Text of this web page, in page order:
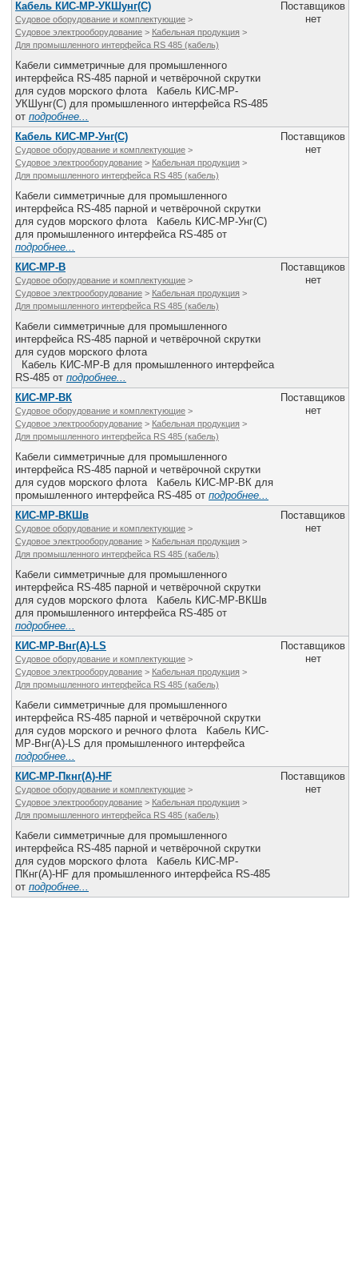
Кабель КИС-МР-УКШунг(С)
Судовое оборудование и комплектующие >
Судовое электрооборудование > Кабельная продукция >
Для промышленного интерфейса RS 485 (кабель)
Кабели симметричные для промышленного
интерфейса RS-485 парной и четвёрочной скрутки
для судов морского флота Кабель КИС-МР-
УКШунг(С) для промышленного интерфейса RS-485
от подробнее...
Поставщиков
нет
Кабель КИС-МР-Унг(С)
Судовое оборудование и комплектующие >
Судовое электрооборудование > Кабельная продукция >
Для промышленного интерфейса RS 485 (кабель)
Кабели симметричные для промышленного
интерфейса RS-485 парной и четвёрочной скрутки
для судов морского флота Кабель КИС-МР-Унг(С)
для промышленного интерфейса RS-485 от
подробнее...
Поставщиков
нет
КИС-МР-В
Судовое оборудование и комплектующие >
Судовое электрооборудование > Кабельная продукция >
Для промышленного интерфейса RS 485 (кабель)
Кабели симметричные для промышленного
интерфейса RS-485 парной и четвёрочной скрутки
для судов морского флота
Кабель КИС-МР-В для промышленного интерфейса
RS-485 от подробнее...
Поставщиков
нет
КИС-МР-ВК
Судовое оборудование и комплектующие >
Судовое электрооборудование > Кабельная продукция >
Для промышленного интерфейса RS 485 (кабель)
Кабели симметричные для промышленного
интерфейса RS-485 парной и четвёрочной скрутки
для судов морского флота Кабель КИС-МР-ВК для
промышленного интерфейса RS-485 от подробнее...
Поставщиков
нет
КИС-МР-ВКШв
Судовое оборудование и комплектующие >
Судовое электрооборудование > Кабельная продукция >
Для промышленного интерфейса RS 485 (кабель)
Кабели симметричные для промышленного
интерфейса RS-485 парной и четвёрочной скрутки
для судов морского флота Кабель КИС-МР-ВКШв
для промышленного интерфейса RS-485 от
подробнее...
Поставщиков
нет
КИС-МР-Внг(А)-LS
Судовое оборудование и комплектующие >
Судовое электрооборудование > Кабельная продукция >
Для промышленного интерфейса RS 485 (кабель)
Кабели симметричные для промышленного
интерфейса RS-485 парной и четвёрочной скрутки
для судов морского и речного флота Кабель КИС-
МР-Внг(А)-LS для промышленного интерфейса
подробнее...
Поставщиков
нет
КИС-МР-Пкнг(А)-HF
Судовое оборудование и комплектующие >
Судовое электрооборудование > Кабельная продукция >
Для промышленного интерфейса RS 485 (кабель)
Кабели симметричные для промышленного
интерфейса RS-485 парной и четвёрочной скрутки
для судов морского флота Кабель КИС-МР-
ПКнг(А)-HF для промышленного интерфейса RS-485
от подробнее...
Поставщиков
нет